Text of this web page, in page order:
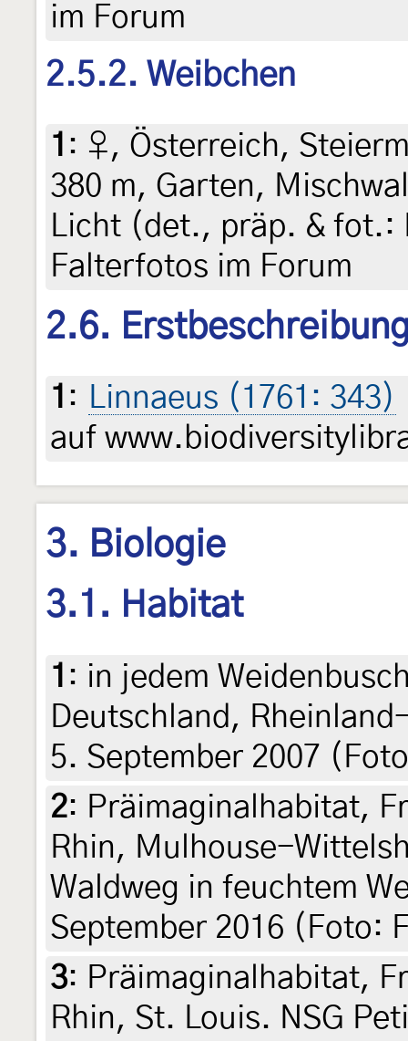
im Forum
2.5.2. Weibchen
1 : ♀, Österreich,
380 m, Garten,
Licht (det., präp. & fot.:
Falterfotos im Forum
2.6.
1 : Linnaeus (1761: 343)
auf
3. Biologie
3.1. Habitat
1 : in jedem
Deutschland,
5. September 2007
2: Präimaginalhabitat,
Rhin, Mulhouse-
Waldweg in feuchtem
September 2016 (Foto:
3: Präimaginalhabitat,
Rhin, St. Louis. NSG